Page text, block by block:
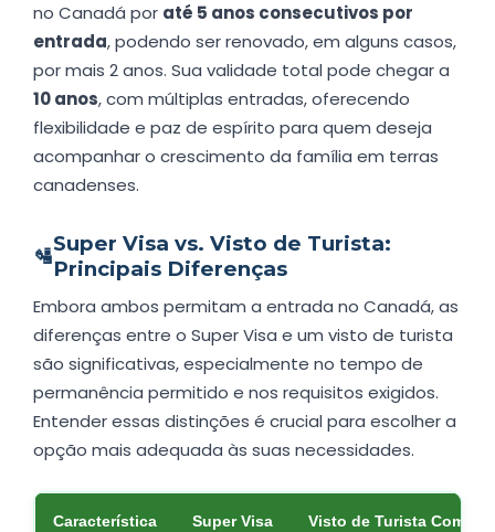
no Canadá por até 5 anos consecutivos por
entrada, podendo ser renovado, em alguns casos,
por mais 2 anos. Sua validade total pode chegar a
10 anos, com múltiplas entradas, oferecendo
flexibilidade e paz de espírito para quem deseja
acompanhar o crescimento da família em terras
canadenses.
🛂Super Visa vs. Visto de Turista:
Principais Diferenças
Embora ambos permitam a entrada no Canadá, as
diferenças entre o Super Visa e um visto de turista
são significativas, especialmente no tempo de
permanência permitido e nos requisitos exigidos.
Entender essas distinções é crucial para escolher a
opção mais adequada às suas necessidades.
Característica Super Visa Visto de Turista Comum